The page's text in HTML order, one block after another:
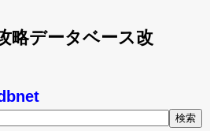
略データベース改